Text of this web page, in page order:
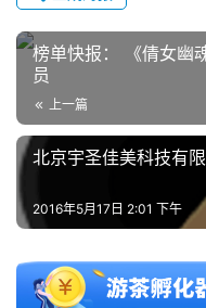
0
日
游
对
会
榜单快报： 《倩女幽
员
上一篇
北京宇圣佳美科技有
2016年5月17日 2:01 下午